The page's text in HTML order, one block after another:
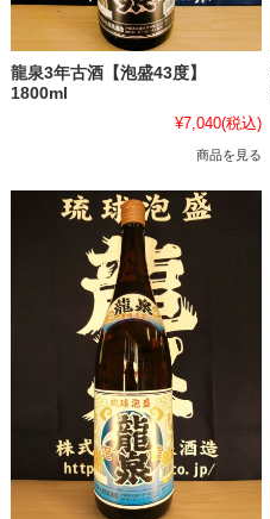
龍泉3年古酒【泡盛43度】
1800ml
¥7,040(税込)
商品を見る